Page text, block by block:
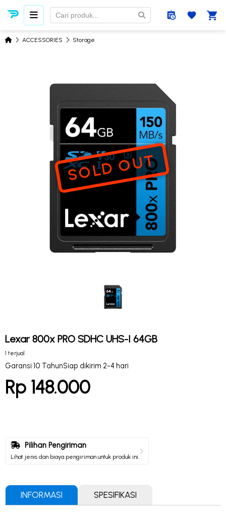
ACCESSORIES Storage
SOLD OUT
Lexar 800x PRO SDHC UHS-I 64GB
1 terjual
Garansi 10 TahunSiap dikirim 2-4 hari
Rp 148.000
Pilihan Pengiriman
Lihat jenis dan biaya pengiriman untuk produk ini.
INFORMASI SPESIFIKASI